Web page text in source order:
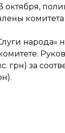
октября,
народа»
грн) за